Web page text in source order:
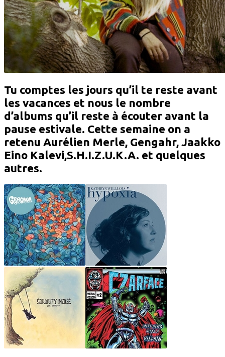
Tu comptes les jours qu’il te reste avant
les vacances et nous le nombre
d’albums qu’il reste à écouter avant la
pause estivale. Cette semaine on a
retenu Aurélien Merle, Gengahr, Jaakko
Eino Kalevi,S.H.I.Z.U.K.A. et quelques
autres.